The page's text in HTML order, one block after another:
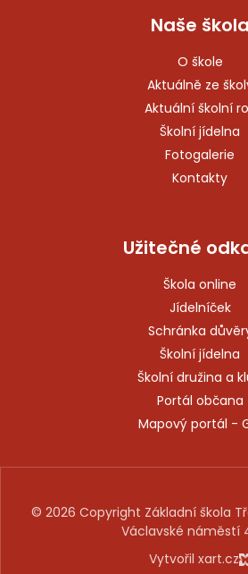
Naše škola
O škole
Aktuálně ze
Aktuální školní
Školní jídelna
Fotogalerie
Kontakty
Užitečné
Škola online
Jídelníček
Schránka
Školní jídelna
Školní družina a
Portál občana
Mapový portál -
© 2026 Copyright Základní škola
Václavské náměstí
Vytvořil xart.cz